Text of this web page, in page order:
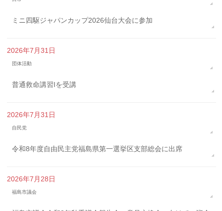
ミニ四駆ジャパンカップ2026仙台大会に参加
2026年7月31日
団体活動
普通救命講習Iを受講
2026年7月31日
自民党
令和8年度自由民主党福島県第一選挙区支部総会に出席
2026年7月28日
福島市議会